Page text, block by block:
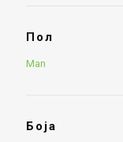
Пол
Man
Боја